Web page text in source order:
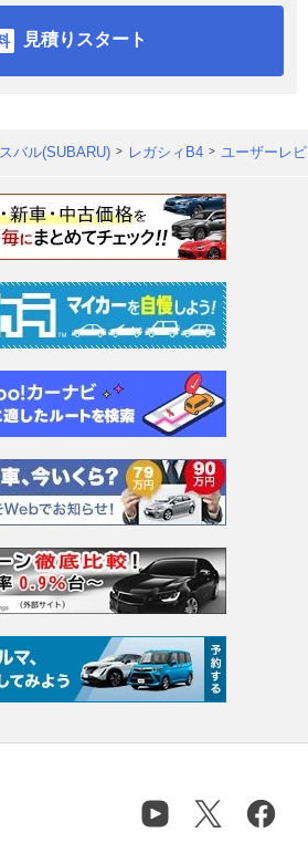
見積りスタート
スバル(SUBARU) レガシィB4 ユーザーレ